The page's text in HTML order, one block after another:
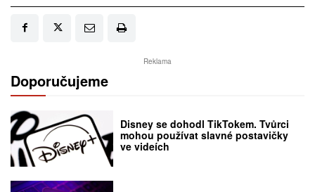
Reklama
Doporučujeme
Disney se dohodl TikTokem. Tvůrci
mohou používat slavné postavičky
ve videích